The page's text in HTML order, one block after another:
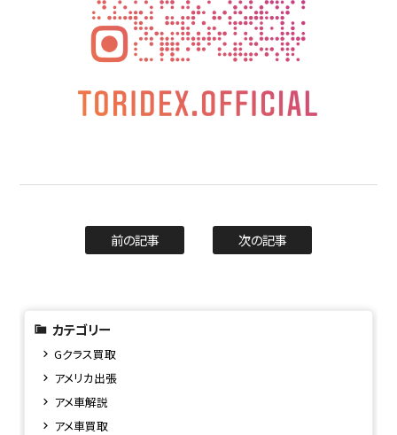
前の記事 次の記事
カテゴリー
Gクラス買取
アメリカ出張
アメ車解説
アメ車買取